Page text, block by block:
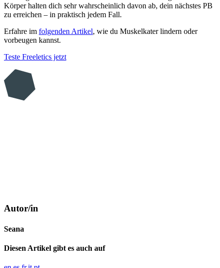
Körper halten dich sehr wahrscheinlich davon ab, dein nächstes PB
zu erreichen – in praktisch jedem Fall.
Erfahre im folgenden Artikel, wie du Muskelkater lindern oder
vorbeugen kannst.
Teste Freeletics jetzt
Autor/in
Seana
Diesen Artikel gibt es auch auf